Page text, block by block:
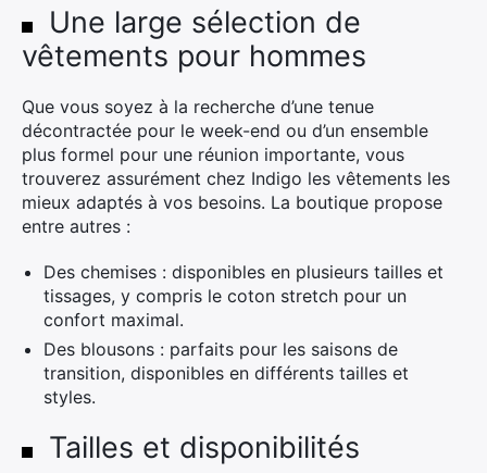
Une large sélection de
vêtements pour hommes
Que vous soyez à la recherche d’une tenue
décontractée pour le week-end ou d’un ensemble
plus formel pour une réunion importante, vous
trouverez assurément chez Indigo les vêtements les
mieux adaptés à vos besoins. La boutique propose
entre autres :
Des chemises : disponibles en plusieurs tailles et
tissages, y compris le coton stretch pour un
confort maximal.
Des blousons : parfaits pour les saisons de
transition, disponibles en différents tailles et
styles.
Tailles et disponibilités